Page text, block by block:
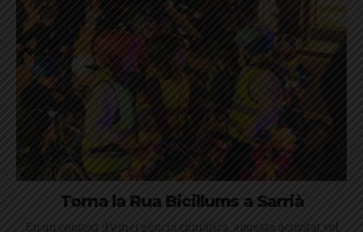
Torna la Rua Bicillums a Sarrià
En un context d’emergència climàtica, aquesta activitat vol